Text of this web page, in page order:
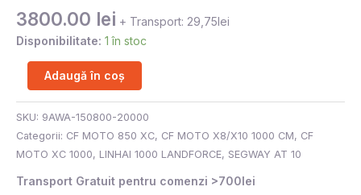
3800.00 lei + Transport: 29,75lei
Disponibilitate: 1 în stoc
Adaugă în coș
SKU: 9AWA-150800-20000
Categorii: CF MOTO 850 XC, CF MOTO X8/X10 1000 CM, CF
MOTO XC 1000, LINHAI 1000 LANDFORCE, SEGWAY AT 10
Transport Gratuit pentru comenzi >700lei